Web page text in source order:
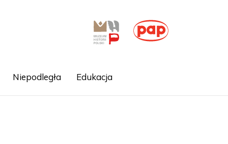
Niepodległa Edukacja